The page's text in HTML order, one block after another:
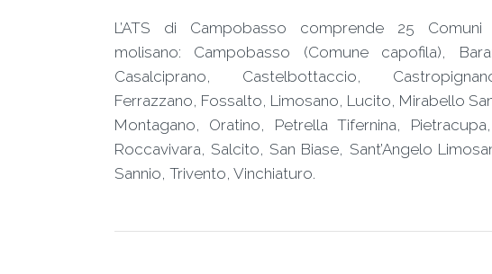
L’ATS di Campobasso comprende 25
molisano: Campobasso (Comune capofila),
Casalciprano, Castelbottaccio,
Ferrazzano, Fossalto, Limosano, Lucito, Mirabello
Montagano, Oratino, Petrella Tifernina,
Roccavivara, Salcito, San Biase, Sant’Angelo
Sannio, Trivento, Vinchiaturo.